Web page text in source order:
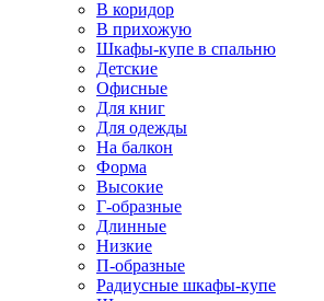
В коридор
В прихожую
Шкафы-купе в спальню
Детские
Офисные
Для книг
Для одежды
На балкон
Форма
Высокие
Г-образные
Длинные
Низкие
П-образные
Радиусные шкафы-купе